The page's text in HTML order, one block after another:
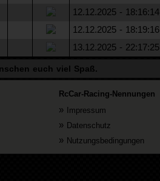
12.12.2025 - 18:16:14
12.12.2025 - 18:19:16
13.12.2025 - 22:17:25
euch viel Spaß.
RcCar-Racing-Nennungen
» Impressum
» Datenschutz
» Nutzungsbedingungen